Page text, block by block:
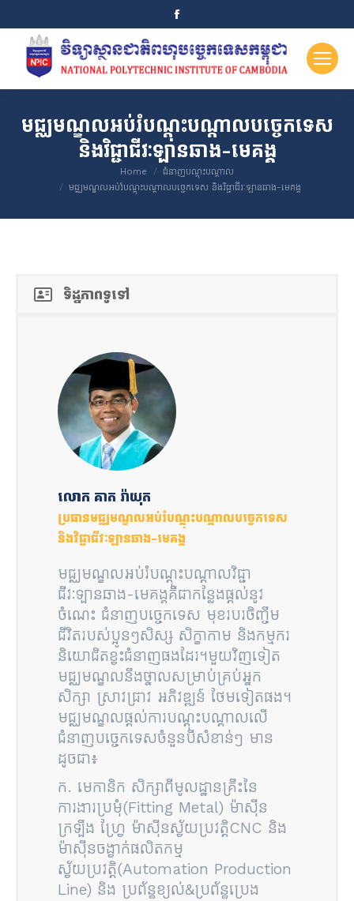
page
opens
in
new
window
មជ្ឈមណ្ឌលអប់រំបណ្តុះបណ្តាលបច្ចេកទេស
និងវិជ្ជាជីវៈឡានឆាង-មេគង្គ
Home
ជំនាញបណ្តុះបណ្តាល
មជ្ឈមណ្ឌលអប់រំបណ្តុះបណ្តាលបច្ចេកទេស និងវិជ្ជាជីវៈឡានឆាង-មេគង្គ
ទិដ្ឋភាពទូទៅ
លោក គាត រ៉ាយុត
ប្រធានមជ្ឈមណ្ឌលអប់រំបណ្តុះបណ្តាលបច្ចេកទេស
និងវិជ្ជាជីវៈឡានឆាង-មេគង្គ
មជ្ឈមណ្ឌលអប់រំបណ្តុះបណ្តាលវិជ្ជា
ជីវៈឡានឆាង-មេគង្គគឺជាកន្លែងផ្តល់នូវ
ចំណេះ ជំនាញបច្ចេកទេស មុខរបរចិញ្ចឹម
ជីវិតរបស់ប្អូនៗសិស្ស សិក្ខាកាម និងកម្មករ
និយោជិតខ្វះជំនាញផងដែរ។មួយវិញទៀត
មជ្ឈ​មណ្ឌល​​​​​​​​​​​​​នឹងថ្នាលសម្រាប់គ្រប់អ្នក
សិក្សា ស្រាវជ្រាវ អភិវឌ្ឍន៍ ថែមទៀតផង។
មជ្ឈមណ្ឌលផ្តល់ការបណ្តុះបណ្តាលលើ
ជំនាញបច្ចេកទេសចំនួនបីសំខាន់​ៗ មាន
ដូចជា៖
ក. មេកានិក សិក្សាពីមូលដ្ឋានគ្រឹះនៃ
ការងារប្រមុំ(Fitting Metal) ម៉ាស៊ីន
ក្រឡឹង ហ្វ្រែ ម៉ាស៊ីនស័្វយប្រវត្តិCNC និង
ម៉ាស៊ីនចង្វាក់ផលិតកម្ម
ស្វ័យប្រវត្តិ(Automation Production
Line) និង ប្រព័ន្ធខ្យល់&ប្រព័ន្ធប្រេង